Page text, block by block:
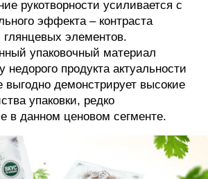
рукотворности усиливается с
эффекта – контраста
глянцевых элементов.
упаковочный материал
недорого продукта актуальности
выгодно демонстрирует высокие
упаковки, редко
в данном ценовом сегменте.